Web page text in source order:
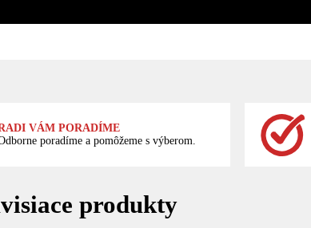
VÁM PORADÍME
poradíme a pomôžeme s výberom.
produkty